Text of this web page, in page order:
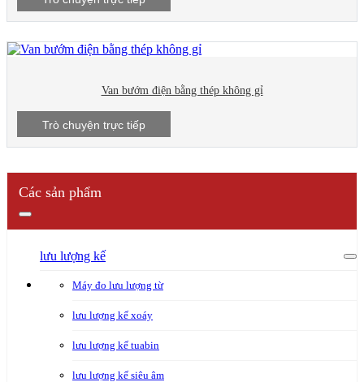
Van bướm điện bằng thép không gỉ
Trò chuyện trực tiếp
Các sản phẩm
lưu lượng kế
Máy đo lưu lượng từ
lưu lượng kế xoáy
lưu lượng kế tuabin
lưu lượng kế siêu âm